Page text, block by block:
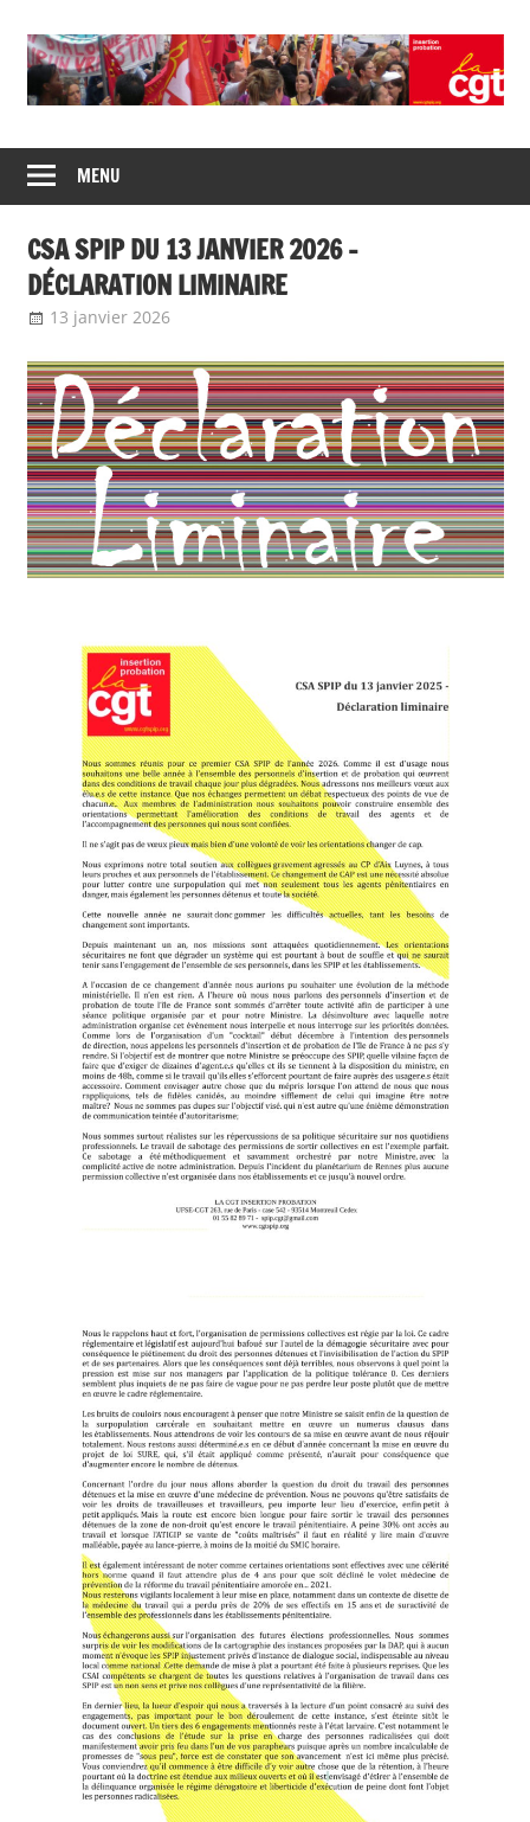
CGT
insertion
probation
de
syndicats
CGT
insertion
probation
MENU
CSA SPIP DU 13 JANVIER 2026 –
DÉCLARATION LIMINAIRE
13 janvier 2026